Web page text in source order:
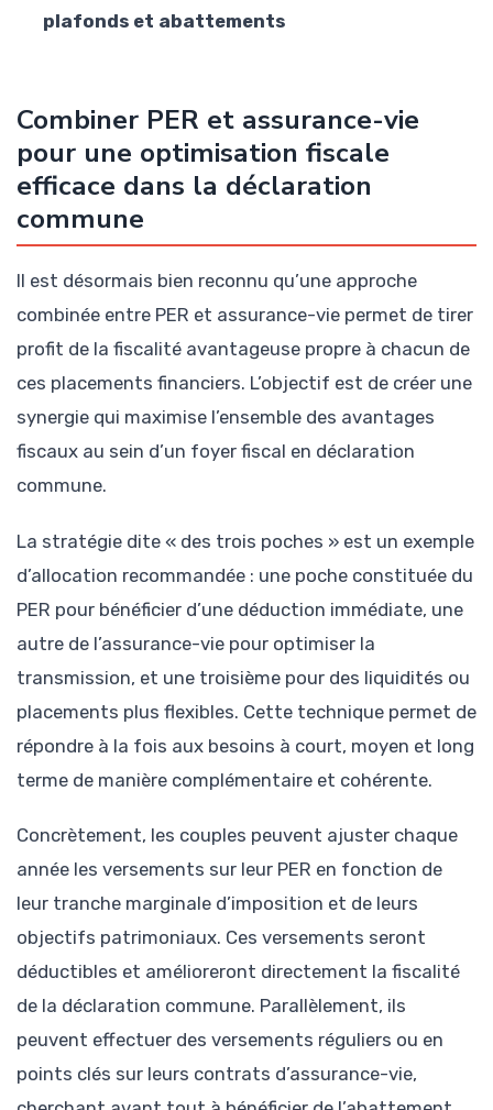
plafonds et abattements
Combiner PER et assurance-vie
pour une optimisation fiscale
efficace dans la déclaration
commune
Il est désormais bien reconnu qu’une approche
combinée entre PER et assurance-vie permet de tirer
profit de la fiscalité avantageuse propre à chacun de
ces placements financiers. L’objectif est de créer une
synergie qui maximise l’ensemble des avantages
fiscaux au sein d’un foyer fiscal en déclaration
commune.
La stratégie dite « des trois poches » est un exemple
d’allocation recommandée : une poche constituée du
PER pour bénéficier d’une déduction immédiate, une
autre de l’assurance-vie pour optimiser la
transmission, et une troisième pour des liquidités ou
placements plus flexibles. Cette technique permet de
répondre à la fois aux besoins à court, moyen et long
terme de manière complémentaire et cohérente.
Concrètement, les couples peuvent ajuster chaque
année les versements sur leur PER en fonction de
leur tranche marginale d’imposition et de leurs
objectifs patrimoniaux. Ces versements seront
déductibles et amélioreront directement la fiscalité
de la déclaration commune. Parallèlement, ils
peuvent effectuer des versements réguliers ou en
points clés sur leurs contrats d’assurance-vie,